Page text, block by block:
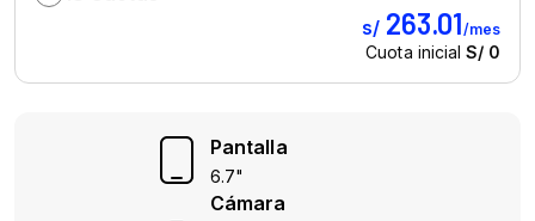
Pantalla
6.7"
Cámara